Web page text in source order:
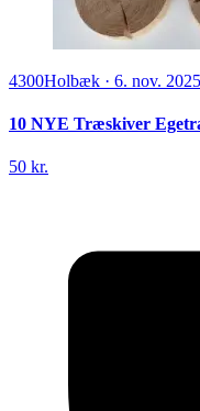
4300Holbæk · 6. nov. 2025
10 NYE Træskiver
50 kr.